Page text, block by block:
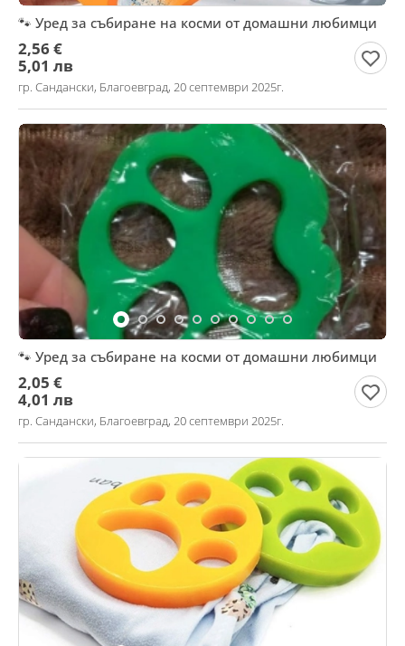
🐾 Уред за събиране на косми от домашни любимци
2,56 €
5,01 лв
гр. Сандански, Благоевград, 20 септември 2025г.
🐾 Уред за събиране на косми от домашни любимци
2,05 €
4,01 лв
гр. Сандански, Благоевград, 20 септември 2025г.